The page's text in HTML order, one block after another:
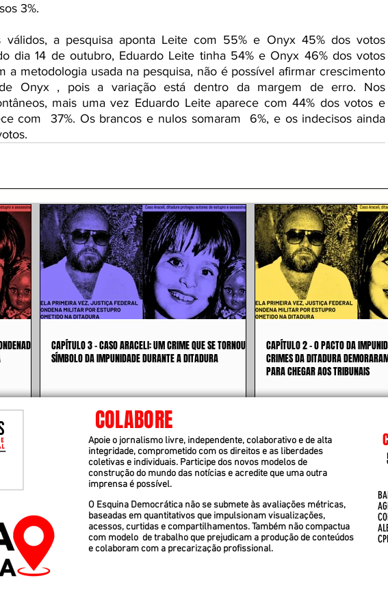
3%.
válidos, a pesquisa aponta Leite com 55% e Onyx 45% dos votos
dia 14 de outubro, Eduardo Leite tinha 54% e Onyx 46% dos votos
a metodologia usada na pesquisa, não é possível afirmar crescimento
Onyx , pois a variação está dentro da margem de erro. Nos
mais uma vez Eduardo Leite aparece com 44% dos votos e
com  37%. Os brancos e nulos somaram  6%, e os indecisos ainda
CAPÍTULO 3 - CASO ARACELI: UM CRIME QUE SE TORNOU
SÍMBOLO DA IMPUNIDADE DURANTE A DITADURA
CAPÍTULO 2 - O PACTO DA
CRIMES DA DITADURA
PARA CHEGAR AOS TRIBUNAIS
COLABORE
Apoie o jornalismo livre, independente, colaborativo e de alta
integridade, comprometido com os direitos e as liberdades
coletivas e individuais. Participe dos novos modelos de
construção do mundo das notícias e acredite que uma outra
imprensa é possível.
O Esquina Democrática não se submete às avaliações métricas,
baseadas em quantitativos que impulsionam visualizações,
acessos, curtidas e compartilhamentos. Também não compactua
com modelo de trabalho que prejudicam a produção de conteúdos
e colaboram com a precarização profissional.